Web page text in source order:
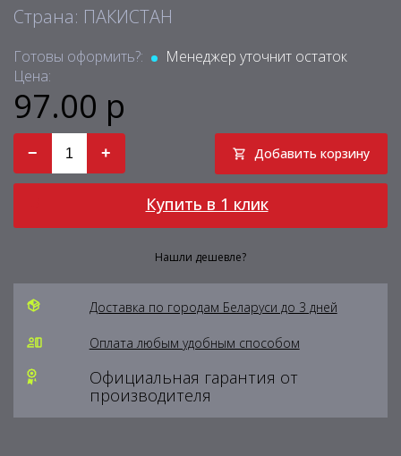
Страна: ПАКИСТАН
Готовы оформить?:
Менеджер уточнит остаток
Цена:
97.00 р
− + Добавить корзину
Купить в 1 клик
Нашли дешевле?
Доставка по городам Беларуси до 3 дней
Оплата любым удобным способом
Официальная гарантия от
производителя